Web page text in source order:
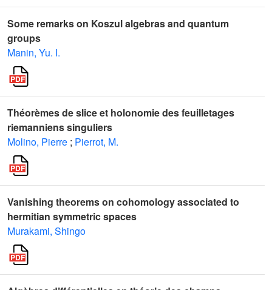
Some remarks on Koszul algebras and quantum
groups
Manin, Yu. I.
Théorèmes de slice et holonomie des feuilletages
riemanniens singuliers
Molino, Pierre ; Pierrot, M.
Vanishing theorems on cohomology associated to
hermitian symmetric spaces
Murakami, Shingo